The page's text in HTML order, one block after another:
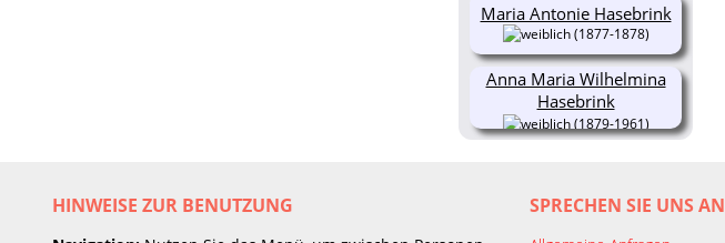
Maria Antonie Hasebrink
(1877-1878)
Anna Maria Wilhelmina
Hasebrink
(1879-1961)
HINWEISE ZUR BENUTZUNG SPRECHEN SIE UNS AN